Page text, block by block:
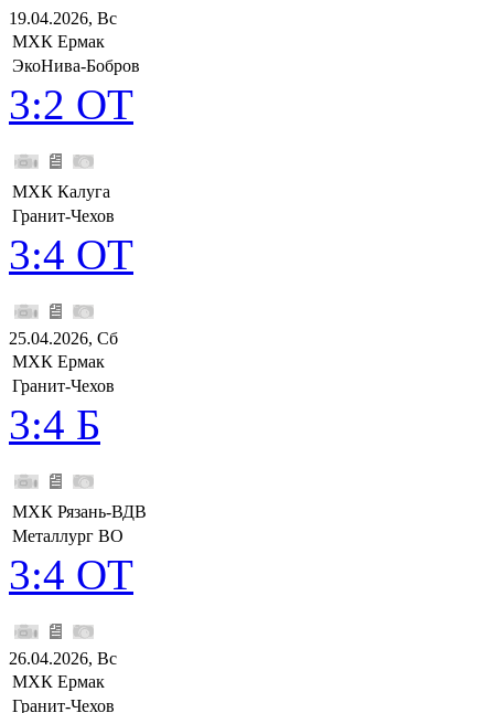
19.04.2026, Вс
МХК Ермак
ЭкоНива-Бобров
3:2 ОТ
МХК Калуга
Гранит-Чехов
3:4 ОТ
25.04.2026, Сб
МХК Ермак
Гранит-Чехов
3:4 Б
МХК Рязань-ВДВ
Металлург ВО
3:4 ОТ
26.04.2026, Вс
МХК Ермак
Гранит-Чехов